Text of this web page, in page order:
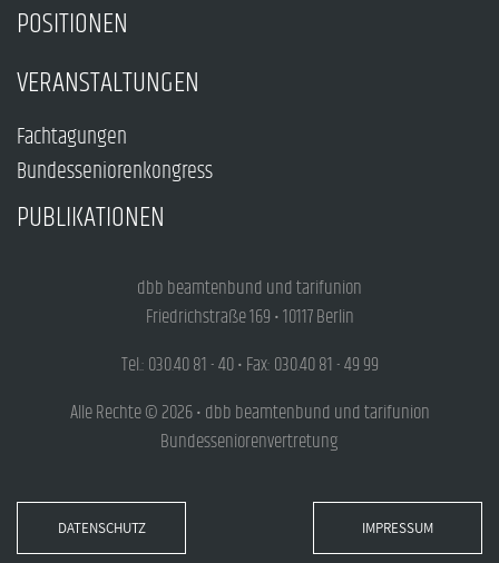
POSITIONEN
VERANSTALTUNGEN
Fachtagungen
Bundesseniorenkongress
PUBLIKATIONEN
dbb beamtenbund und tarifunion
Friedrichstraße 169 • 10117 Berlin
Tel.: 030.40 81 - 40 • Fax: 030.40 81 - 49 99
Alle Rechte © 2026 • dbb beamtenbund und tarifunion
Bundesseniorenvertretung
DATENSCHUTZ IMPRESSUM